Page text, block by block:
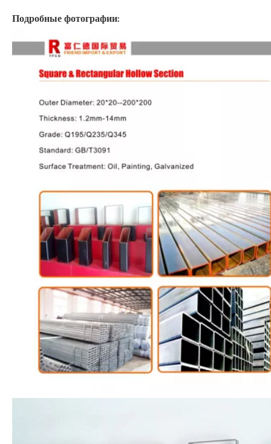
Подробные фотографии: